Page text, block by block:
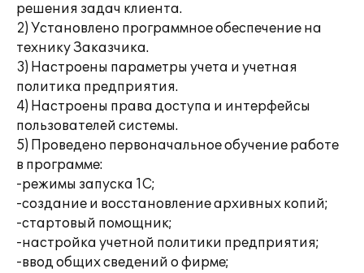
решения задач клиента.
2) Установлено программное обеспечение на
технику Заказчика.
3) Настроены параметры учета и учетная
политика предприятия.
4) Настроены права доступа и интерфейсы
пользователей системы.
5) Проведено первоначальное обучение работе
в программе:
-режимы запуска 1С;
-создание и восстановление архивных копий;
-стартовый помощник;
-настройка учетной политики предприятия;
-ввод общих сведений о фирме;